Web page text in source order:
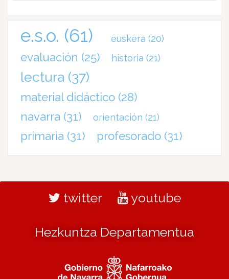
e.s.o. (61) euskera (20)
evaluación (25) historia (21)
lectura (37)
material didáctico (28)
navarra (31) orientación (21)
primaria (31) profesorado (31)
twitter youtube
Hezkuntza Departamentua